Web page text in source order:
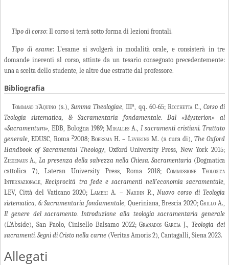
Tipo di corso: Il corso si terrà sotto forma di lezioni frontali.
Tipo di esame: L’esame si svolgerà in modalità orale, e consisterà in tre
domande inerenti al corso, attinte da un tesario consegnato precedentemente:
una a scelta dello studente, le altre due estratte dal professore.
Bibliografia
Tommaso d’Aquino (s.), Summa Theologiae, IIIa, qq. 60-65;Rocchetta C., Corso di
Teologia sistematica, 8: Sacramentaria fondamentale. Dal «Mysterion» al
«Sacramentum», EDB, Bologna 1989; Miralles A., I sacramenti cristiani. Trattato
generale, EDUSC, Roma 22008; Boersma H. – Levering M. (a cura di), The Oxford
Handbook of Sacramental Theology, Oxford University Press, New York 2015;
Ziegenaus A., La presenza della salvezza nella Chiesa. Sacramentaria (Dogmatica
cattolica 7), Lateran University Press, Roma 2018;Commissione Teologica
Internazionale,Reciprocità tra fede e sacramenti nell’economia sacramentale,
LEV, Città del Vaticano 2020;Lameri A. – Nardin R.,Nuovo corso di Teologia
sistematica, 6: Sacramentaria fondamentale, Queriniana, Brescia 2020;Grillo A.,
Il genere del sacramento. Introduzione alla teologia sacramentaria generale
(L’Abside), San Paolo, Cinisello Balsamo 2022;Granados García J.,Teologia dei
sacramenti. Segni di Cristo nella carne (Veritas Amoris 2), Cantagalli, Siena 2023.
Allegati